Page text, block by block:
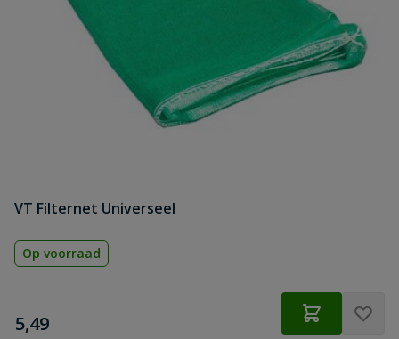
VT Filternet Universeel
Op voorraad
€
5,49